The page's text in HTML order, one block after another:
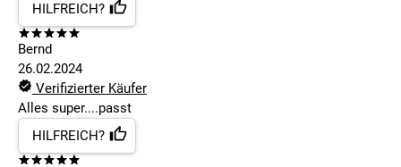
HILFREICH?
Bernd
26.02.2024
Verifizierter Käufer
Alles super....passt
HILFREICH?